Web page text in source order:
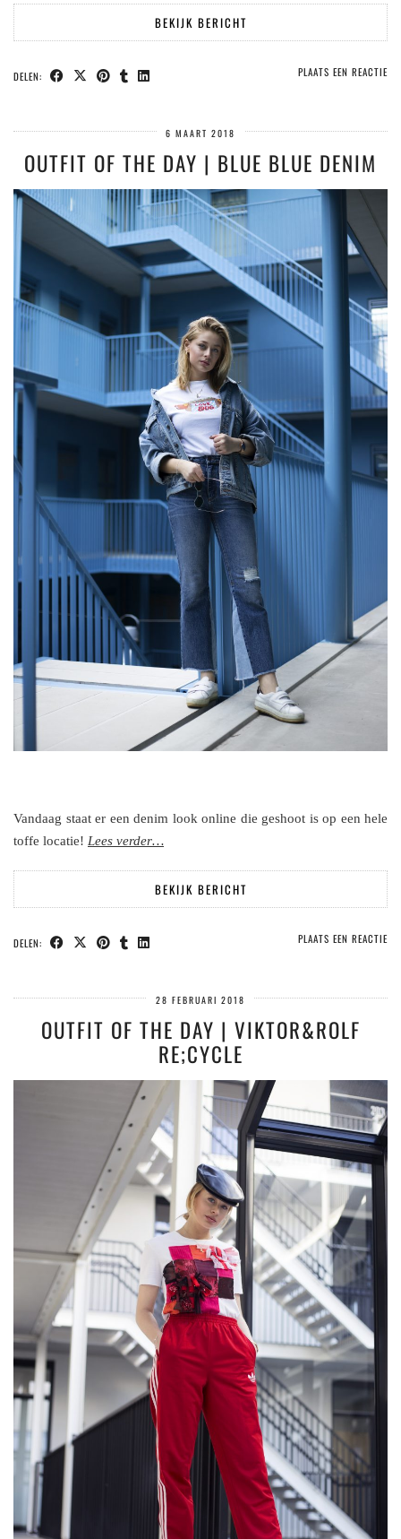
BEKIJK BERICHT
DELEN: PLAATS EEN REACTIE
6 MAART 2018
OUTFIT OF THE DAY | BLUE BLUE DENIM
Vandaag staat er een denim look online die geshoot is op een hele
toffe locatie! Lees verder…
BEKIJK BERICHT
DELEN: PLAATS EEN REACTIE
28 FEBRUARI 2018
OUTFIT OF THE DAY | VIKTOR&ROLF
RE;CYCLE